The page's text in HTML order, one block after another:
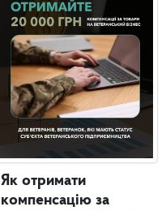
Як отримати
компенсацію за